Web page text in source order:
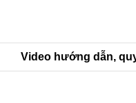
Video hướng dẫn,